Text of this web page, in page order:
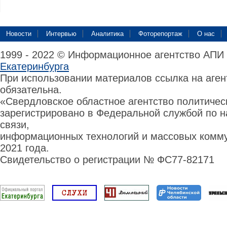
Новости Интервью Аналитика Фоторепортаж О нас
1999 - 2022 © Информационное агентство
Екатеринбурга
При использовании материалов ссылка на
обязательна.
«Свердловское областное агентство
зарегистрировано в Федеральной службой по
связи,
информационных технологий и массовых
2021 года.
Свидетельство о регистрации № ФС77-82171